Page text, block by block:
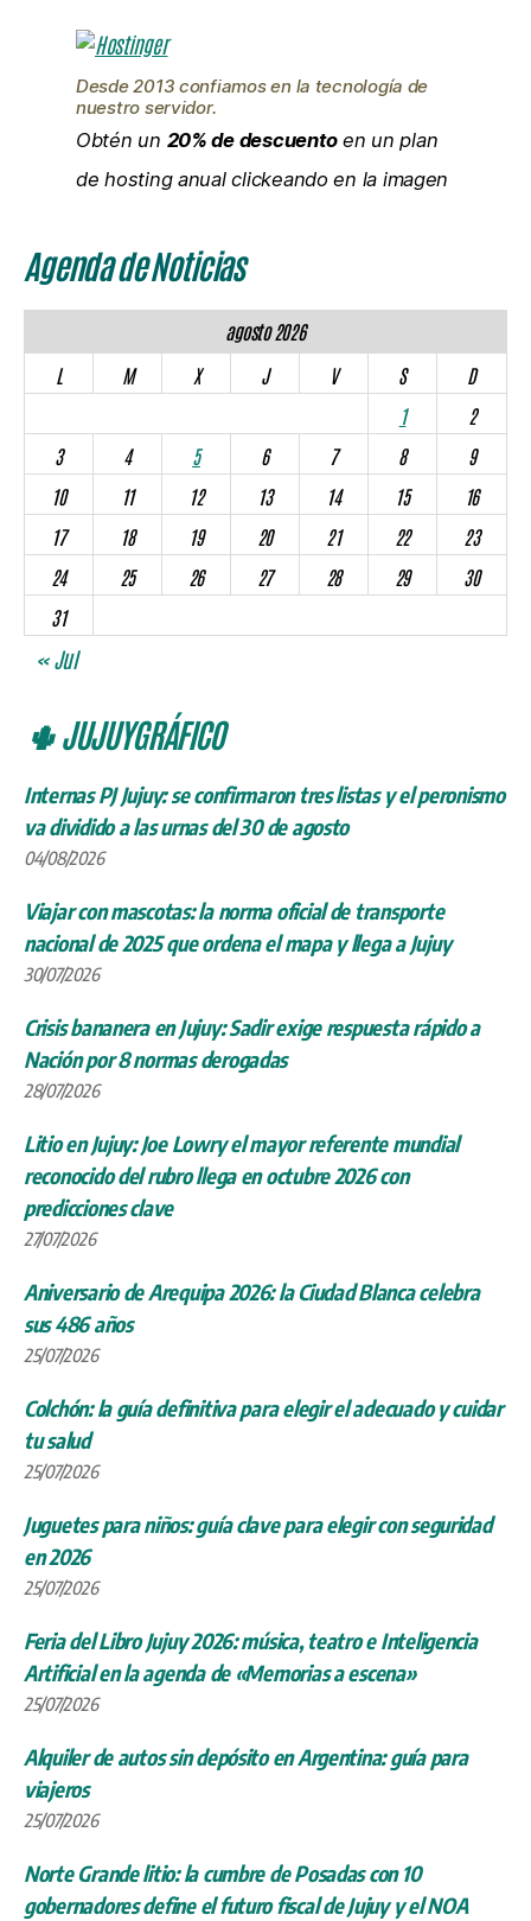
Desde 2013 confiamos en la tecnología de
nuestro servidor.
Obtén un 20% de descuentoen un plan
de hosting anual clickeando en la imagen
Agenda de Noticias
agosto 2026
L
M X J V S
D
1
2
3
4 5 6 7 8
9
10
11 12 13 14 15
16
17
18 19 20 21 22
23
24
25 26 27 28 29
30
31
« Jul
🌵 JUJUYGRÁFICO
Internas PJ Jujuy: se confirmaron tres listas y el peronismo
va dividido a las urnas del 30 de agosto
04/08/2026
Viajar con mascotas: la norma oficial de transporte
nacional de 2025 que ordena el mapa y llega a Jujuy
30/07/2026
Crisis bananera en Jujuy: Sadir exige respuesta rápido a
Nación por 8 normas derogadas
28/07/2026
Litio en Jujuy: Joe Lowry el mayor referente mundial
reconocido del rubro llega en octubre 2026 con
predicciones clave
27/07/2026
Aniversario de Arequipa 2026: la Ciudad Blanca celebra
sus 486 años
25/07/2026
Colchón: la guía definitiva para elegir el adecuado y cuidar
tu salud
25/07/2026
Juguetes para niños: guía clave para elegir con seguridad
en 2026
25/07/2026
Feria del Libro Jujuy 2026: música, teatro e Inteligencia
Artificial en la agenda de «Memorias a escena»
25/07/2026
Alquiler de autos sin depósito en Argentina: guía para
viajeros
25/07/2026
Norte Grande litio: la cumbre de Posadas con 10
gobernadores define el futuro fiscal de Jujuy y el NOA